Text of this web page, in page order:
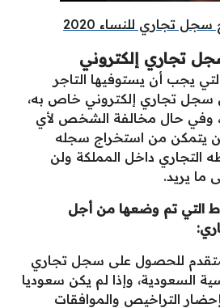
تجاري للنساء 2020
تجاري إلكتروني
يجب أن يستوفيها التاجر
سجل تجاري إلكتروني خاص به،
وفي حال مخالفة الشخص لأي
يتمكن من استخراج سجله
التجاري داخل المملكة ولن
ما يريد.
التي تم وضعها من أجل
للحصول على سجل تجاري
السعودية، وإذا لم يكن سعوديا
التراخيص والموافقات